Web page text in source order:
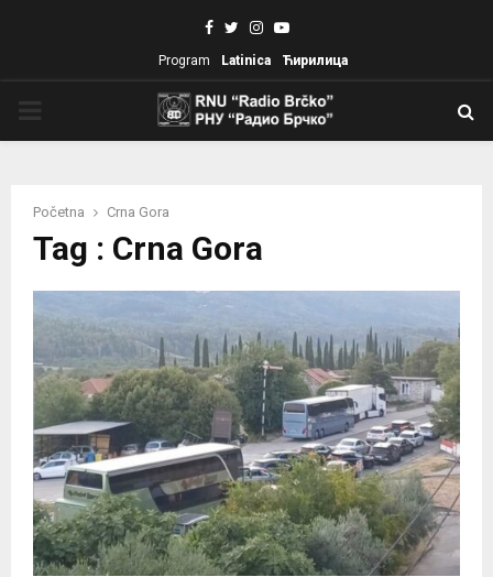
Facebook
TwitterInstagram
Youtube
Program Latinica Ћирилица
Početna Crna Gora
Tag : Crna Gora